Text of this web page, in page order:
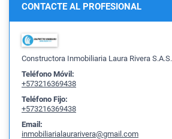
CONTACTE AL PROFESIONAL
Constructora Inmobiliaria Laura Rivera S.A.S.
Teléfono Móvil:
+573216369438
Teléfono Fijo:
+573216369438
Email:
inmobiliarialaurarivera@gmail.com